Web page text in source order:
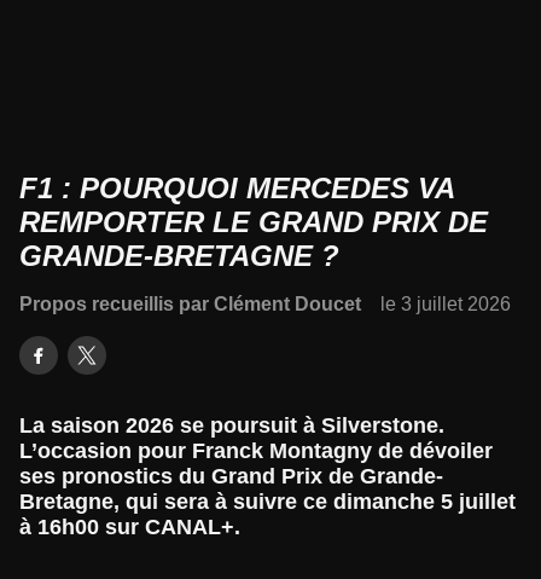
F1 : POURQUOI MERCEDES VA
REMPORTER LE GRAND PRIX DE
GRANDE-BRETAGNE ?
Propos recueillis par Clément Doucet le 3 juillet 2026
La saison 2026 se poursuit à Silverstone.
L’occasion pour Franck Montagny de dévoiler
ses pronostics du Grand Prix de Grande-
Bretagne, qui sera à suivre ce dimanche 5 juillet
à 16h00 sur CANAL+.